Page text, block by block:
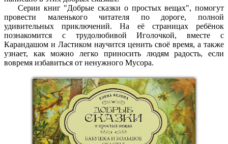
Серии книг "Добрые сказки о простых вещах", помогут
провести маленького читателя по дороге, полной
удивительных приключений. На её страницах ребёнок
познакомится с трудолюбивой Иголочкой, вместе с
Карандашом и Ластиком научится ценить своё время, а также
узнает, как можно легко приносить людям радость, если
вовремя избавиться от ненужного Мусора.